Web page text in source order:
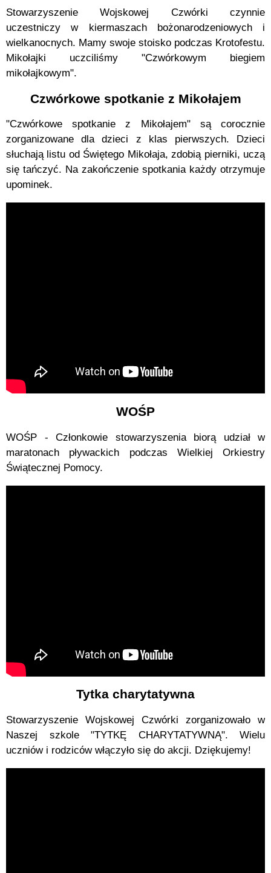
Stowarzyszenie Wojskowej Czwórki czynnie
uczestniczy w kiermaszach bożonarodzeniowych i
wielkanocnych. Mamy swoje stoisko podczas Krotofestu.
Mikołajki uczciliśmy "Czwórkowym biegiem
mikołajkowym".
Czwórkowe spotkanie z Mikołajem
"Czwórkowe spotkanie z Mikołajem" są corocznie
zorganizowane dla dzieci z klas pierwszych. Dzieci
słuchają listu od Świętego Mikołaja, zdobią pierniki, uczą
się tańczyć. Na zakończenie spotkania każdy otrzymuje
upominek.
WOŚP
WOŚP - Członkowie stowarzyszenia biorą udział w
maratonach pływackich podczas Wielkiej Orkiestry
Świątecznej Pomocy.
Tytka charytatywna
Stowarzyszenie Wojskowej Czwórki zorganizowało w
Naszej szkole "TYTKĘ CHARYTATYWNĄ". Wielu
uczniów i rodziców włączyło się do akcji. Dziękujemy!